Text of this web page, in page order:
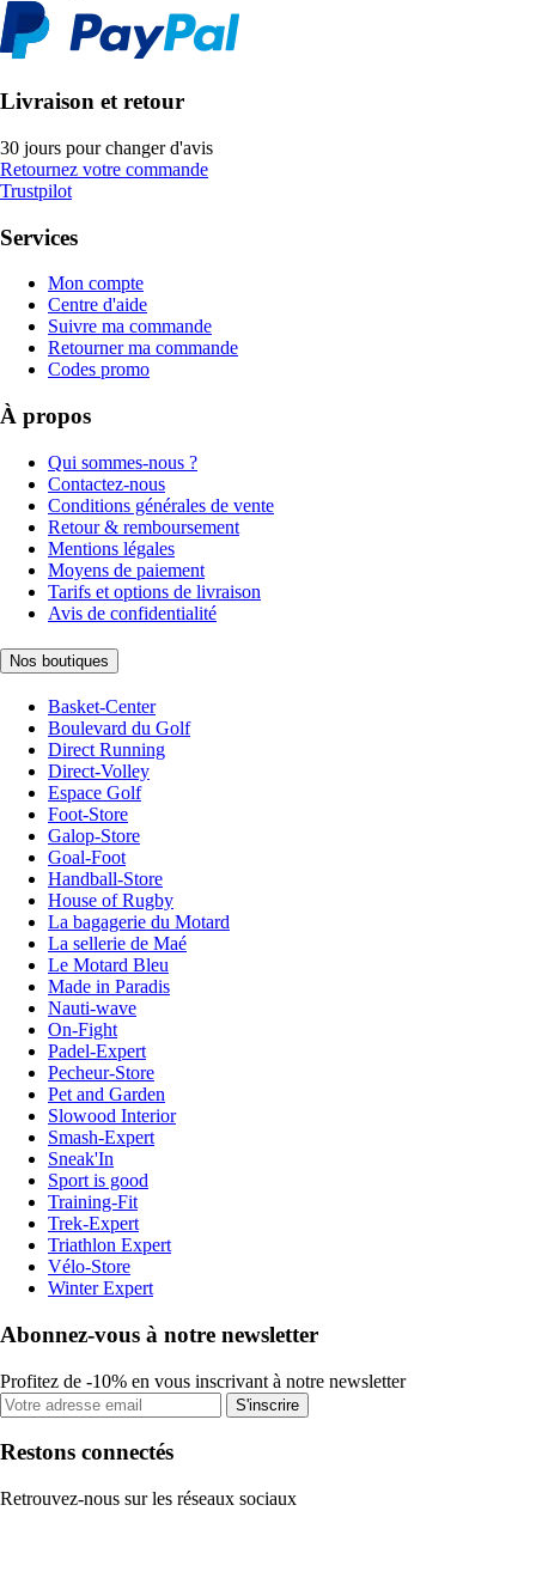
Livraison et retour
30 jours pour changer d'avis
Retournez votre commande
Trustpilot
Services
Mon compte
Centre d'aide
Suivre ma commande
Retourner ma commande
Codes promo
À propos
Qui sommes-nous ?
Contactez-nous
Conditions générales de vente
Retour & remboursement
Mentions légales
Moyens de paiement
Tarifs et options de livraison
Avis de confidentialité
Nos boutiques
Basket-Center
Boulevard du Golf
Direct Running
Direct-Volley
Espace Golf
Foot-Store
Galop-Store
Goal-Foot
Handball-Store
House of Rugby
La bagagerie du Motard
La sellerie de Maé
Le Motard Bleu
Made in Paradis
Nauti-wave
On-Fight
Padel-Expert
Pecheur-Store
Pet and Garden
Slowood Interior
Smash-Expert
Sneak'In
Sport is good
Training-Fit
Trek-Expert
Triathlon Expert
Vélo-Store
Winter Expert
Abonnez-vous à notre newsletter
Profitez de -10% en vous inscrivant à notre newsletter
S'inscrire
Restons connectés
Retrouvez-nous sur les réseaux sociaux